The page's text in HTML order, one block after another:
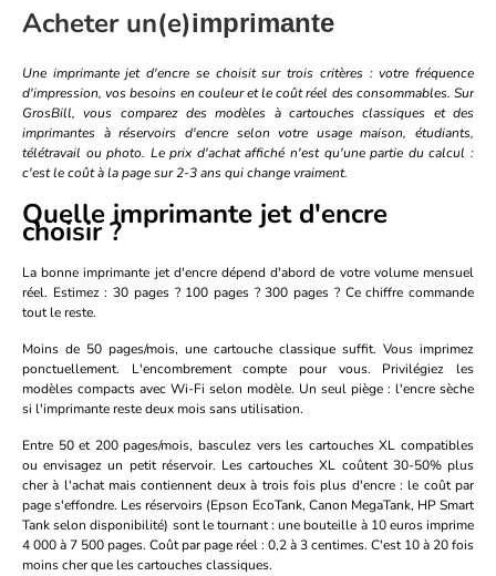
Acheter un(e)imprimante
Une imprimante jet d'encre se choisit sur trois critères : votre fréquence
d'impression, vos besoins en couleur et le coût réel des consommables. Sur
GrosBill, vous comparez des modèles à cartouches classiques et des
imprimantes à réservoirs d'encre selon votre usage maison, étudiants,
télétravail ou photo. Le prix d'achat affiché n'est qu'une partie du calcul :
c'est le coût à la page sur 2-3 ans qui change vraiment.
Quelle imprimante jet d'encre
choisir ?
La bonne imprimante jet d'encre dépend d'abord de votre volume mensuel
réel. Estimez : 30 pages ? 100 pages ? 300 pages ? Ce chiffre commande
tout le reste.
Moins de 50 pages/mois, une cartouche classique suffit. Vous imprimez
ponctuellement. L'encombrement compte pour vous. Privilégiez les
modèles compacts avec Wi-Fi selon modèle. Un seul piège : l'encre sèche
si l'imprimante reste deux mois sans utilisation.
Entre 50 et 200 pages/mois, basculez vers les cartouches XL compatibles
ou envisagez un petit réservoir. Les cartouches XL coûtent 30-50% plus
cher à l'achat mais contiennent deux à trois fois plus d'encre : le coût par
page s'effondre. Les réservoirs (Epson EcoTank, Canon MegaTank, HP Smart
Tank selon disponibilité) sont le tournant : une bouteille à 10 euros imprime
4 000 à 7 500 pages. Coût par page réel : 0,2 à 3 centimes. C'est 10 à 20 fois
moins cher que les cartouches classiques.